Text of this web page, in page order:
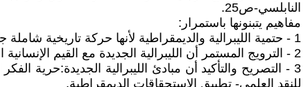
النابلسي-ص25.
مفاهيم يتبنونها باستمرار:
1 - حتمية الليبرالية والديمقراطية لأنها حركة تاريخية شاملة جارفة كاسحة.
2 - الترويج المستمر أن الليبرالية الجديدة مع القيم الإنسانية الكونية ومع التعددية الفكرية والعقائدية، ومع حرية الضمير، ومع التفاعل الحضاري و الإنساني.
3 - التصريح والتأكيد أن مبادئ الليبرالية الجديدة:حرية
للنقد العلمي- تطبيق الاستحقاقات الديمقراطية.